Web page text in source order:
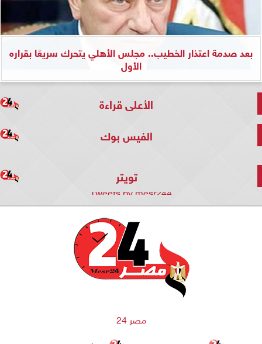
بعد صدمة اعتذار الخطيب.. مجلس الأهلي يتحرك سريعًا بقراره
الأول
الأعلى قراءة
الفيس بوك
تويتر
Tweets by mesr244
مصر 24